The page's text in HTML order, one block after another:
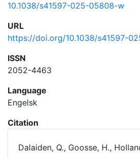
10.1038/s41597-025-05808-w
URL
https://doi.org/10.1038/s41597-
ISSN
2052-4463
Language
Engelsk
Citation
Dalaiden, Q., Goosse, H.,